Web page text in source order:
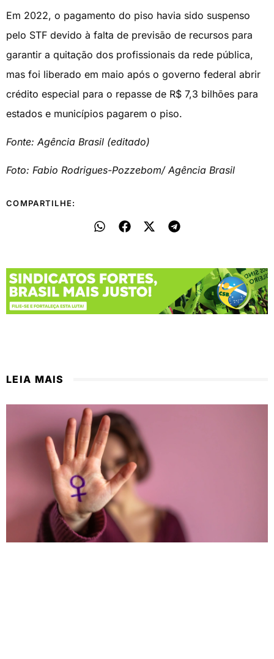
Em 2022, o pagamento do piso havia sido suspenso
pelo STF devido à falta de previsão de recursos para
garantir a quitação dos profissionais da rede pública,
mas foi liberado em maio após o governo federal abrir
crédito especial para o repasse de R$ 7,3 bilhões para
estados e municípios pagarem o piso.
Fonte: Agência Brasil (editado)
Foto: Fabio Rodrigues-Pozzebom/ Agência Brasil
COMPARTILHE:
LEIA MAIS